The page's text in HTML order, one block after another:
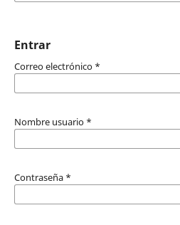
Entrar
Correo electrónico *
Nombre usuario *
Contraseña *